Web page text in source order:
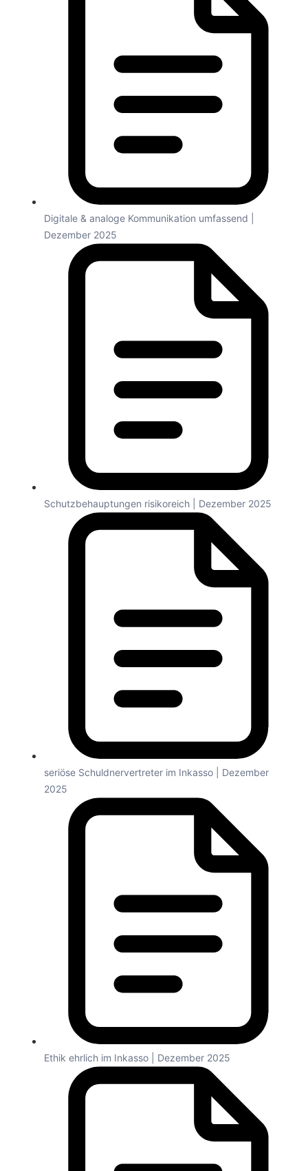
Digitale & analoge Kommunikation umfassend |
Dezember 2025
Schutzbehauptungen risikoreich | Dezember 2025
seriöse Schuldnervertreter im Inkasso | Dezember
2025
Ethik ehrlich im Inkasso | Dezember 2025